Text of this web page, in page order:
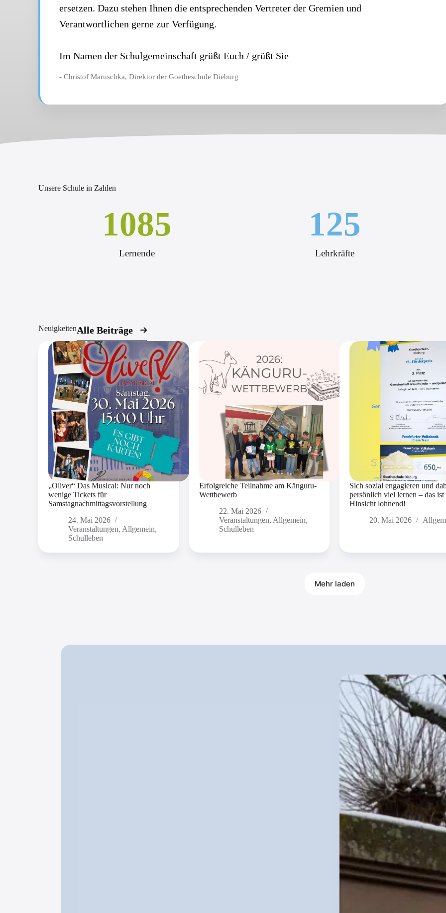
ersetzen. Dazu stehen Ihnen die entsprechenden Vertreter der Gremien und
Verantwortlichen gerne zur Verfügung.
Im Namen der Schulgemeinschaft grüßt Euch / grüßt Sie
- Christof Maruschka, Direktor der Goetheschule Dieburg
Unsere Schule in Zahlen
Lernende
1085
Lehrkräfte
125
NeuigkeitenAlle Beiträge
„Oliver“ Das Musical: Nur noch
wenige Tickets für
Samstagnachmittagsvorstellung
24. Mai 2026
Veranstaltungen, Allgemein,
Schulleben
Erfolgreiche Teilnahme am Känguru-
Wettbewerb
22. Mai 2026
Veranstaltungen, Allgemein,
Schulleben
Sich sozial engagieren und
persönlich viel lernen – das
Hinsicht lohnend!
20. Mai 2026
Mehr laden